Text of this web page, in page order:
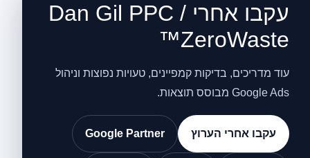
עקבו אחרי Dan Gil PPC /
ZeroWaste™
עוד מדריכים, בדיקות קמפיינים, טעויות נפוצות וניהול
Google Ads מבוסס תוצאות.
עקבו אחרי הערוץ Google Partner